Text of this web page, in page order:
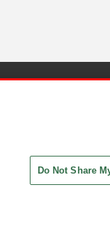
Do Not Share